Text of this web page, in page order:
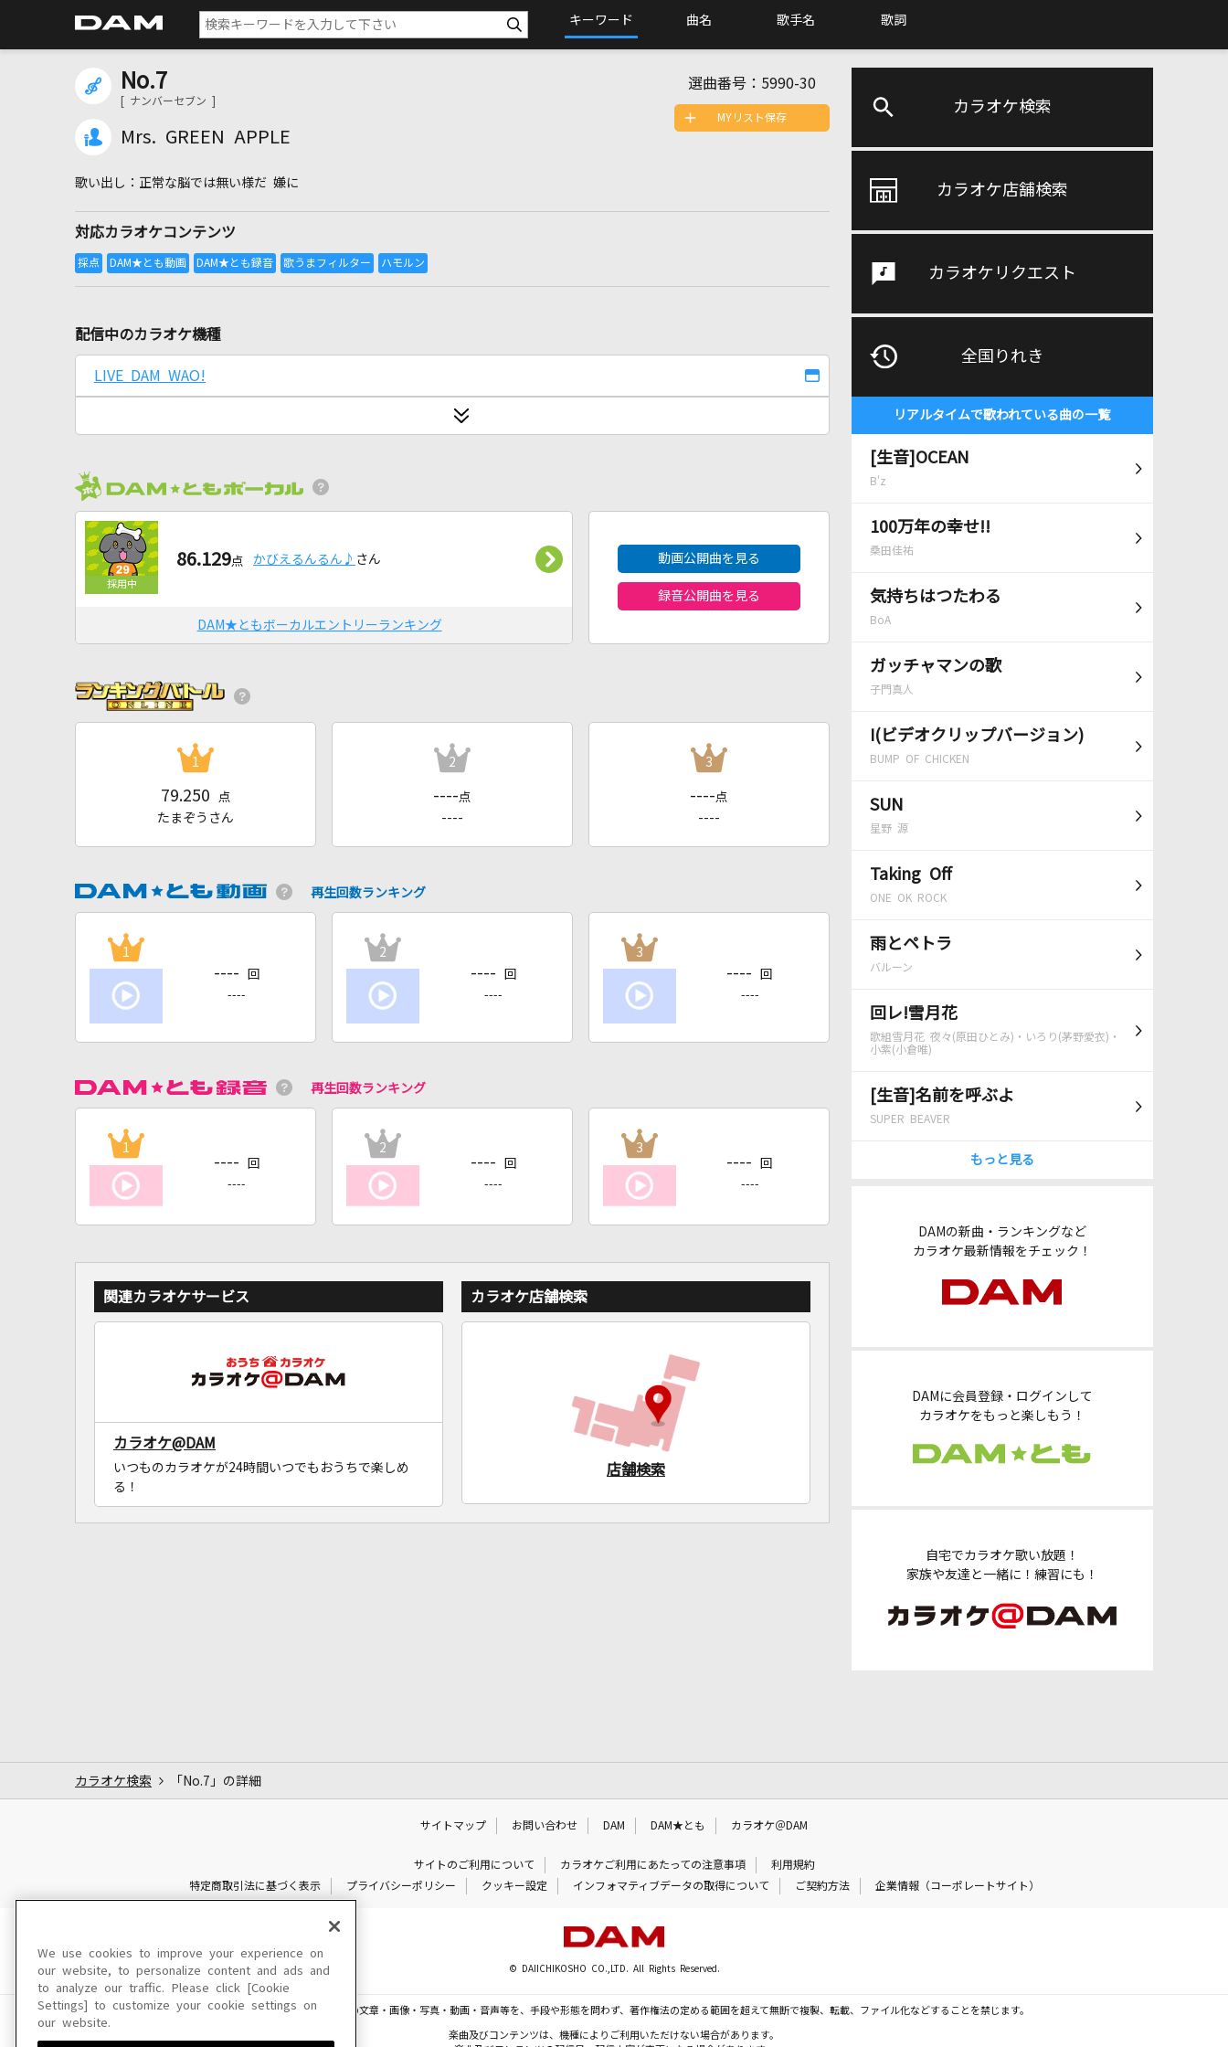
キーワード 曲名 歌手名 歌詞
カラオケ検索
カラオケ店舗検索
カラオケリクエスト
全国りれき
リアルタイムで歌われている曲の一覧
[生音]OCEAN
B'z
100万年の幸せ!!
桑田佳祐
気持ちはつたわる
BoA
ガッチャマンの歌
子門真人
I(ビデオクリップバージョン)
BUMP OF CHICKEN
SUN
星野 源
Taking Off
ONE OK ROCK
雨とペトラ
バルーン
回レ!雪月花
歌組雪月花 夜々(原田ひとみ)・いろり(茅野愛衣)・
小紫(小倉唯)
[生音]名前を呼ぶよ
SUPER BEAVER
もっと見る
DAMの新曲・ランキングなど
カラオケ最新情報をチェック！
DAMに会員登録・ログインして
カラオケをもっと楽しもう！
自宅でカラオケ歌い放題！
家族や友達と一緒に！練習にも！
No.7
[ ナンバーセブン ]
Mrs. GREEN APPLE
選曲番号： 5990-30
正常な脳では無い様だ 嫌に
対応カラオケコンテンツ
MYリスト保存
配信中のカラオケ機種
LIVE DAM WAO!
86.129点 かびえるんるん♪ さん
DAM★ともボーカルエントリーランキング
動画公開曲を見る
録音公開曲を見る
1
79.250
点
たまぞうさん
2
---- 点
----
3
---- 点
----
再生回数ランキング
1
---- 回
----
2
---- 回
----
3
---- 回
----
再生回数ランキング
1
---- 回
----
2
---- 回
----
3
---- 回
----
関連カラオケサービス
カラオケ@DAM
いつものカラオケが24時間いつでもおうちで楽しめ
る！
カラオケ店舗検索
店舗検索
カラオケ検索 「No.7」の詳細
サイトマップ お問い合わせ DAM DAM★とも カラオケ＠DAM
サイトのご利用について カラオケご利用にあたっての注意事項
利用規約
特定商取引法に基づく表示
プライバシーポリシー クッキー設定 インフォマティブデータの取得について ご契約方法 企業情報（コーポレートサイト）
© DAIICHIKOSHO CO.,LTD. All Rights Reserved.
このサイトに掲載されている一切の文章・画像・写真・動画・音声等を、手段や形態を問わず、著作権法の定める範囲を超えて無断で複製、転載、ファイル化などすることを禁じます。
楽曲及びコンテンツは、機種によりご利用いただけない場合があります。
We use cookies to improve your experience on
our website, to personalize content and ads and
to analyze our traffic. Please click [Cookie
Settings] to customize your cookie settings on
our website.